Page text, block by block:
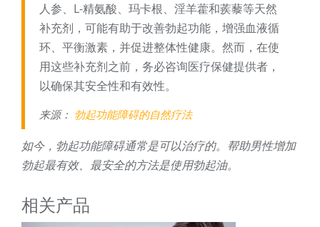
人参、L-精氨酸、玛卡根、淫羊藿和蒺藜等天然
补充剂，可能有助于改善勃起功能，增强血液循
环、平衡激素，并促进整体性健康。然而，在使
用这些补充剂之前，务必咨询医疗保健提供者，
以确保其安全性和有效性。
来源： 勃起功能障碍的自然疗法
如今，勃起功能障碍通常是可以治疗的。帮助男性增加
勃起最有效、最安全的方法是使用勃起油。
相关产品